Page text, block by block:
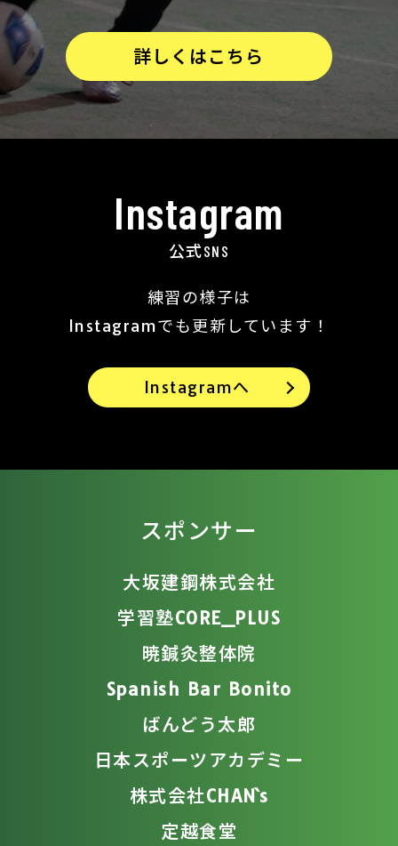
詳しくはこちら
Instagram
公式SNS
練習の様子は
Instagramでも更新しています！
Instagramへ
スポンサー
大坂建鋼株式会社
学習塾CORE_PLUS
暁鍼灸整体院
Spanish Bar Bonito
ばんどう太郎
日本スポーツアカデミー
株式会社CHAN`s
定越食堂